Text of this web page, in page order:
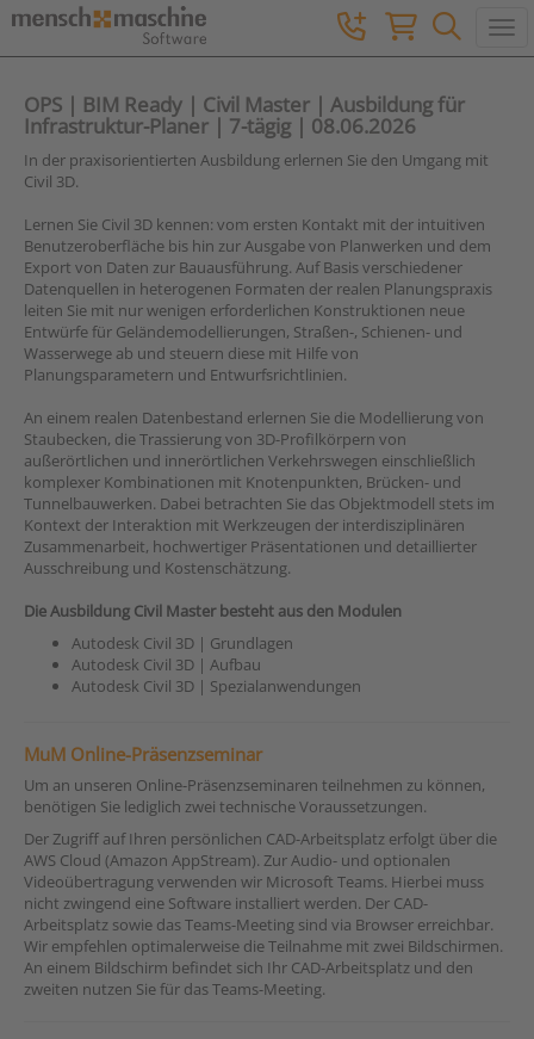
OPS | BIM Ready | Civil Master | Ausbildung für
Infrastruktur-Planer | 7-tägig | 08.06.2026
In der praxisorientierten Ausbildung erlernen Sie den Umgang mit
Civil 3D.
Lernen Sie Civil 3D kennen: vom ersten Kontakt mit der intuitiven
Benutzeroberfläche bis hin zur Ausgabe von Planwerken und dem
Export von Daten zur Bauausführung. Auf Basis verschiedener
Datenquellen in heterogenen Formaten der realen Planungspraxis
leiten Sie mit nur wenigen erforderlichen Konstruktionen neue
Entwürfe für Geländemodellierungen, Straßen-, Schienen- und
Wasserwege ab und steuern diese mit Hilfe von
Planungsparametern und Entwurfsrichtlinien.
An einem realen Datenbestand erlernen Sie die Modellierung von
Staubecken, die Trassierung von 3D-Profilkörpern von
außerörtlichen und innerörtlichen Verkehrswegen einschließlich
komplexer Kombinationen mit Knotenpunkten, Brücken- und
Tunnelbauwerken. Dabei betrachten Sie das Objektmodell stets im
Kontext der Interaktion mit Werkzeugen der interdisziplinären
Zusammenarbeit, hochwertiger Präsentationen und detaillierter
Ausschreibung und Kostenschätzung.
Die Ausbildung Civil Master besteht aus den Modulen
Autodesk Civil 3D | Grundlagen
Autodesk Civil 3D | Aufbau
Autodesk Civil 3D | Spezialanwendungen
MuM Online-Präsenzseminar
Um an unseren Online-Präsenzseminaren teilnehmen zu können,
benötigen Sie lediglich zwei technische Voraussetzungen.
Der Zugriff auf Ihren persönlichen CAD-Arbeitsplatz erfolgt über die
AWS Cloud (Amazon AppStream). Zur Audio- und optionalen
Videoübertragung verwenden wir Microsoft Teams. Hierbei muss
nicht zwingend eine Software installiert werden. Der CAD-
Arbeitsplatz sowie das Teams-Meeting sind via Browser erreichbar.
Wir empfehlen optimalerweise die Teilnahme mit zwei Bildschirmen.
An einem Bildschirm befindet sich Ihr CAD-Arbeitsplatz und den
zweiten nutzen Sie für das Teams-Meeting.